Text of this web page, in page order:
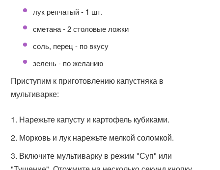
лук репчатый - 1 шт.
сметана - 2 столовые ложки
соль, перец - по вкусу
зелень - по желанию
Приступим к приготовлению капустняка в
мультиварке:
Нарежьте капусту и картофель кубиками.
Морковь и лук нарежьте мелкой соломкой.
Включите мультиварку в режим "Суп" или